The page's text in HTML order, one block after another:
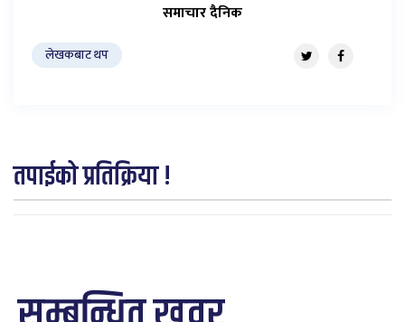
समाचार दैनिक
लेखकबाट थप
तपाईको प्रतिक्रिया !